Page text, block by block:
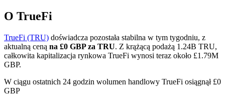
Kontrakty terminowe COIN-M
Kontrakty terminowe na kryptowaluty
O TrueFi
TrueFi (TRU) doświadcza pozostała stabilna w tym tygodniu, z
aktualną ceną na £0 GBP za TRU. Z krążącą podażą 1.24B TRU,
całkowita kapitalizacja rynkowa TrueFi wynosi teraz około £1.79M
GBP.
W ciągu ostatnich 24 godzin wolumen handlowy TrueFi osiągnął £0
GBP